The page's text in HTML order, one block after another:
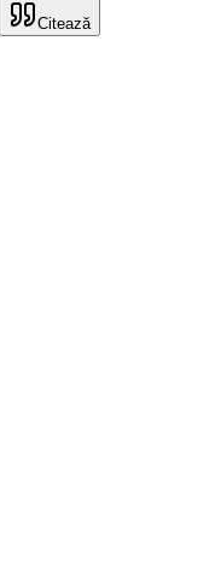
Citează